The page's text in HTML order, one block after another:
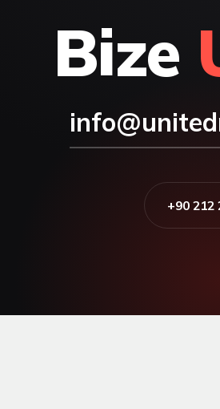
Bize
+90 212